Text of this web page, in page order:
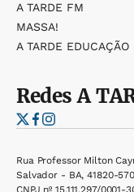
A TARDE FM
MASSA!
A TARDE EDUCAÇÃO
RedesA
Rua Professor Milton
Salvador - BA, 41820-570
CNPJ nº 15.111.297/0001-